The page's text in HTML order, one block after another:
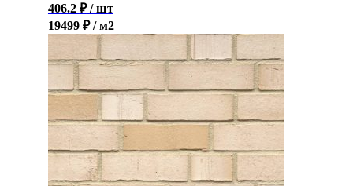
406.2 ₽ / шт
19499 ₽ / м2